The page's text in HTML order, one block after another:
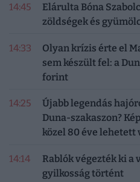
14:45
Elárulta Bóna
zöldségek és
14:33
Olyan krízis érte el
sem készült fel: a
forint
14:25
Újabb legendás
Duna-szakaszon?
közel 80 éve lehetett
14:14
Rablók végezték ki
gyilkosság történt